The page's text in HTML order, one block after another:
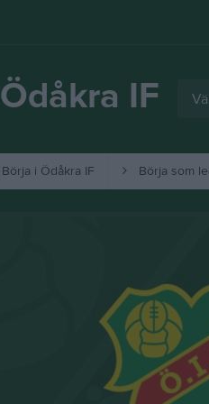
Ödåkra IF
Börja i Ödåkra IF Börja som